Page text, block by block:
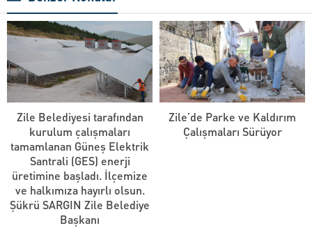
Zile Belediyesi tarafından
kurulum çalışmaları
tamamlanan Güneş Elektrik
Santrali (GES) enerji
üretimine başladı. İlçemize
ve halkımıza hayırlı olsun.
Şükrü SARGIN Zile Belediye
Başkanı
Zile’de Parke ve Kaldırım
Çalışmaları Sürüyor